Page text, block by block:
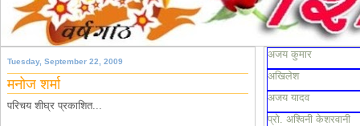
Tuesday, September 22, 2009
मनोज शर्मा
परिचय शीघ्र प्रकाशित...
अजय कुमार
अखिलेश
अजय यादव
प्रो. अश्विनी केशरवानी